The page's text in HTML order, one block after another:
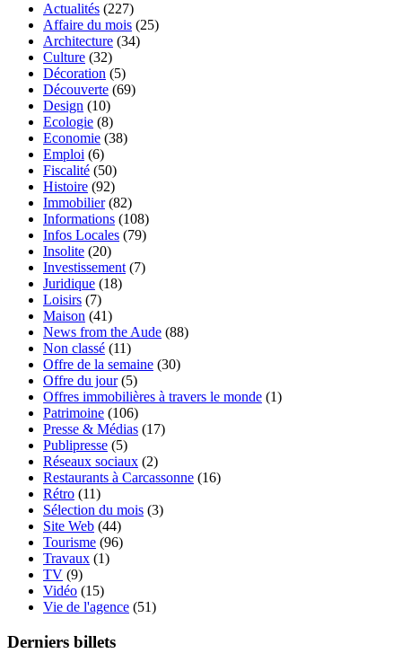
Actualités (227)
Affaire du mois (25)
Architecture (34)
Culture (32)
Décoration (5)
Découverte (69)
Design (10)
Ecologie (8)
Economie (38)
Emploi (6)
Fiscalité (50)
Histoire (92)
Immobilier(82)
Informations (108)
Infos Locales (79)
Insolite (20)
Investissement (7)
Juridique (18)
Loisirs (7)
Maison (41)
News from the Aude (88)
Non classé (11)
Offre de la semaine (30)
Offre du jour(5)
Offres immobilières à travers le monde (1)
Patrimoine (106)
Presse & Médias (17)
Publipresse (5)
Réseaux sociaux (2)
Restaurants à Carcassonne (16)
Rétro (11)
Sélection du mois (3)
Site Web (44)
Tourisme (96)
Travaux (1)
TV (9)
Vidéo (15)
Vie de l'agence (51)
Derniers billets